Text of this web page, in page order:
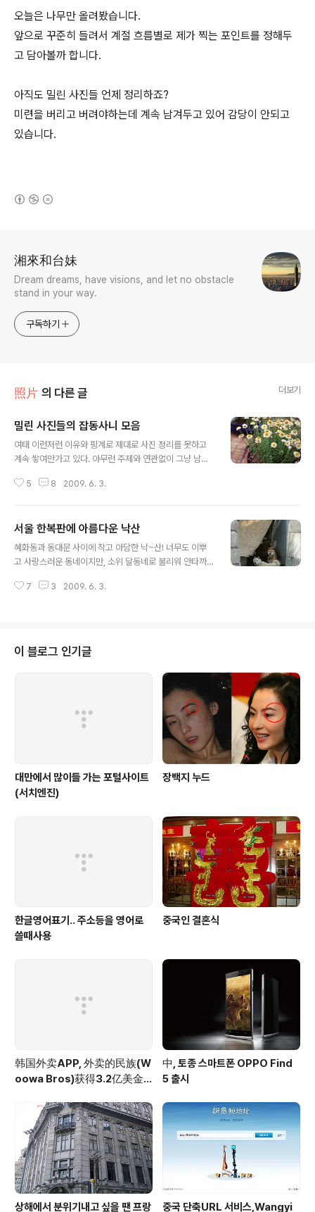
오늘은 나무만 올려봤습니다.
앞으로 꾸준히 들려서 계절 흐름별로 제가 찍는 포인트를 정해두
고 담아볼까 합니다.
아직도 밀린 사진들 언제 정리하죠?
미련을 버리고 버려야하는데 계속 남겨두고 있어 감당이 안되고
있습니다.
湘來和台妹
Dream dreams, have visions, and let no obstacle
stand in your way.
구독하기
照片 의 다른 글 더보기
밀린 사진들의 잡동사니 모음
여태 이런저런 이유와 핑계로 제대로 사진 정리를 못하고
계속 쌓여만가고 있다. 아무런 주제와 연관없이 그냥 남아
물사진의 거장 카쉬展 티켓에 나온 분을 따라 찍어보겠다
다. 길거리에서 찍은 다양한 맥주병~쉽사리 보질 못했던
다양한 종류의 맥주가 있었다. 전등사진 찍는건 또 나름대
로 재미있다.
5 8 2009. 6. 3.
서울 한복판에 아름다운 낙산
혜화동과 동대문 사이에 작고 아담한 낙~산! 너무도 이뿌
고 사랑스러운 동네이지만, 소위 달동네로 불리워 안타까
을 누군가가 취미로서 즐긴다면...기분이 좋지만은 않으리
녀의 모습... 다만 보이지 않을 뿐, 내 앞에 길은 존재해...하
늘만큼 넓은 길이... 숨겨진 아름다움이란...골똘히 생각하
지 않으면 보이지 않는다. 계단이라고 생각하면, 항상 힘들
게 하는 존재인줄만 알았으나, 이 장면을 담으면서 다시 생
7 3 2009. 6. 3.
이 블로그 인기글
대만에서 많이들 가는 포털사이트
(서치엔진)
장백지 누드
한글영어표기.. 주소등을 영어로
쓸때사용
중국인 결혼식
韩国外卖APP, 外卖的民族(W
oowa Bros)获得3.2亿美金
中, 토종 스마트폰 OPPO Find
5 출시
상해에서 분위기내고 싶을 땐 프랑 중국 단축URL 서비스,Wangyi